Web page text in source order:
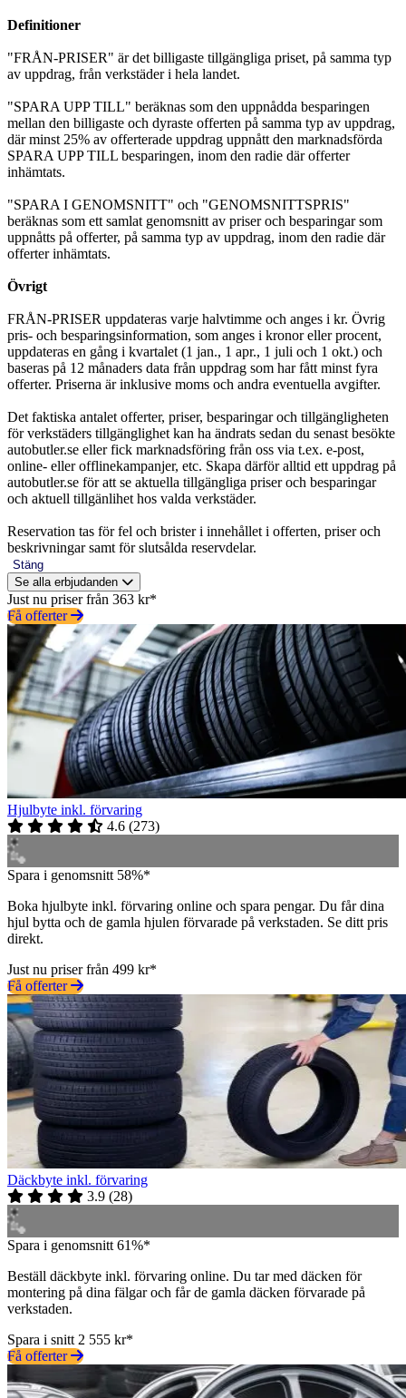
Definitioner
"FRÅN-PRISER" är det billigaste tillgängliga priset, på samma typ
av uppdrag, från verkstäder i hela landet.
"SPARA UPP TILL" beräknas som den uppnådda besparingen
mellan den billigaste och dyraste offerten på samma typ av uppdrag,
där minst 25% av offerterade uppdrag uppnått den marknadsförda
SPARA UPP TILL besparingen, inom den radie där offerter
inhämtats.
"SPARA I GENOMSNITT" och "GENOMSNITTSPRIS"
beräknas som ett samlat genomsnitt av priser och besparingar som
uppnåtts på offerter, på samma typ av uppdrag, inom den radie där
offerter inhämtats.
Övrigt
FRÅN-PRISER uppdateras varje halvtimme och anges i kr. Övrig
pris- och besparingsinformation, som anges i kronor eller procent,
uppdateras en gång i kvartalet (1 jan., 1 apr., 1 juli och 1 okt.) och
baseras på 12 månaders data från uppdrag som har fått minst fyra
offerter. Priserna är inklusive moms och andra eventuella avgifter.
Det faktiska antalet offerter, priser, besparingar och tillgängligheten
för verkstäders tillgänglighet kan ha ändrats sedan du senast besökte
autobutler.se eller fick marknadsföring från oss via t.ex. e-post,
online- eller offlinekampanjer, etc. Skapa därför alltid ett uppdrag på
autobutler.se för att se aktuella tillgängliga priser och besparingar
och aktuell tillgänlihet hos valda verkstäder.
Reservation tas för fel och brister i innehållet i offerten, priser och
beskrivningar samt för slutsålda reservdelar.
Stäng
Se alla erbjudanden
Just nu priser från 363 kr*
Få offerter
Hjulbyte inkl. förvaring
4.6 (273)
Spara i genomsnitt 58%*
Boka hjulbyte inkl. förvaring online och spara pengar. Du får dina
hjul bytta och de gamla hjulen förvarade på verkstaden. Se ditt pris
direkt.
Just nu priser från 499 kr*
Få offerter
Däckbyte inkl. förvaring
3.9 (28)
Spara i genomsnitt 61%*
Beställ däckbyte inkl. förvaring online. Du tar med däcken för
montering på dina fälgar och får de gamla däcken förvarade på
verkstaden.
Spara i snitt 2 555 kr*
Få offerter